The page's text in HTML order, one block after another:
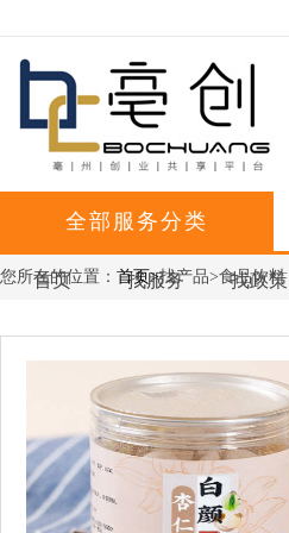
全部服务分类
首页 找服务 找政策
您所在的位置： 首页>找产品>食品饮料